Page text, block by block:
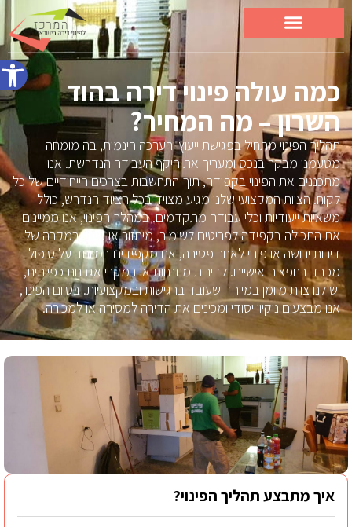
פתח
כמה עולה פינוי דירה בהוד
השרון – מה המחיר?
תהליך הפינוי מתחיל בפגישת ייעוץ והערכה חינמית, בה מומחה
מטעמנו מבקר בנכס ומעריך את היקף העבודה הנדרשת. אנו
מתכננים את הפינוי בקפידה, תוך התחשבות בצרכים הייחודיים של כל
לקוח. הצוות המקצועי שלנו מגיע מצויד בכל הציוד הנדרש, כולל
משאיות ייעודיות וכלי עבודה מתקדמים. במהלך הפינוי, אנו ממיינים
את התכולה בקפידה לפריטים לשימור, מיחזור או פינוי. במקרה של
דירות ירושה או פינוי לאחר פטירה, אנו מקפידים במיוחד על טיפול
מכבד בחפצים אישיים. לדירות מוזנחות או במקרי אגרנות כפייתית,
יש לנו צוות מיומן במיוחד שעובד ברגישות ובמקצועיות. בסיום הפינוי,
אנו מבצעים ניקיון יסודי ומכינים את הדירה למסירה או למכירה.
איך מתבצע תהליך הפינוי?